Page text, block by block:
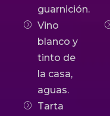
guarnición.
Vino
blanco y
tinto de
la casa,
aguas.
Tarta